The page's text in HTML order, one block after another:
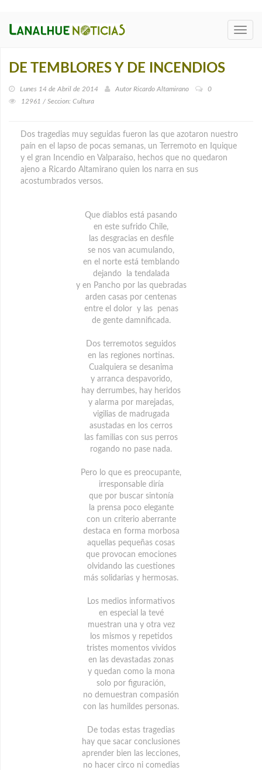
DE TEMBLORES Y DE INCENDIOS
Lunes 14 de Abril de 2014 Autor Ricardo Altamirano
0
12961 / Seccion: Cultura
Dos tragedias muy seguidas fueron las que azotaron nuestro
paín en el lapso de pocas semanas, un Terremoto en Iquique
y el gran Incendio en Valparaíso, hechos que no quedaron
ajeno a Ricardo Altamirano quien los narra en sus
acostumbrados versos.
Que diablos está pasando
en este sufrido Chile,
las desgracias en desfile
se nos van acumulando,
en el norte está temblando
dejando la tendalada
y en Pancho por las quebradas
arden casas por centenas
entre el dolor y las penas
de gente damnificada.
Dos terremotos seguidos
en las regiones nortinas.
Cualquiera se desanima
y arranca despavorido,
hay derrumbes, hay heridos
y alarma por marejadas,
vigilias de madrugada
asustadas en los cerros
las familias con sus perros
rogando no pase nada.
Pero lo que es preocupante,
irresponsable diría
que por buscar sintonía
la prensa poco elegante
con un criterio aberrante
destaca en forma morbosa
aquellas pequeñas cosas
que provocan emociones
olvidando las cuestiones
más solidarias y hermosas.
Los medios informativos
en especial la tevé
muestran una y otra vez
los mismos y repetidos
tristes momentos vividos
en las devastadas zonas
y quedan como la mona
solo por figuración,
no demuestran compasión
con las humildes personas.
De todas estas tragedias
hay que sacar conclusiones
aprender bien las lecciones,
no hacer circo ni comedias